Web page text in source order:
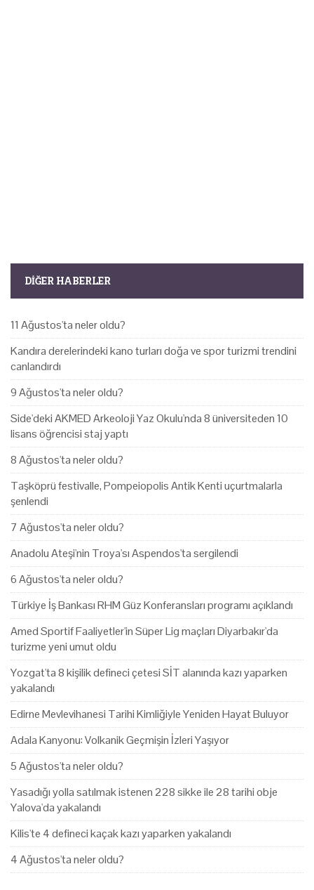
DIĞER HABERLER
11 Ağustos'ta neler oldu?
Kandıra derelerindeki kano turları doğa ve spor turizmi trendini
canlandırdı
9 Ağustos'ta neler oldu?
Side'deki AKMED Arkeoloji Yaz Okulu'nda 8 üniversiteden 10
lisans öğrencisi staj yaptı
8 Ağustos'ta neler oldu?
Taşköprü festivalle, Pompeiopolis Antik Kenti uçurtmalarla
şenlendi
7 Ağustos'ta neler oldu?
Anadolu Ateşi'nin Troya'sı Aspendos'ta sergilendi
6 Ağustos'ta neler oldu?
Türkiye İş Bankası RHM Güz Konferansları programı açıklandı
Amed Sportif Faaliyetler'in Süper Lig maçları Diyarbakır'da
turizme yeni umut oldu
Yozgat'ta 8 kişilik defineci çetesi SİT alanında kazı yaparken
yakalandı
Edirne Mevlevihanesi Tarihi Kimliğiyle Yeniden Hayat Buluyor
Adala Kanyonu: Volkanik Geçmişin İzleri Yaşıyor
5 Ağustos'ta neler oldu?
Yasadığı yolla satılmak istenen 228 sikke ile 28 tarihi obje
Yalova'da yakalandı
Kilis'te 4 defineci kaçak kazı yaparken yakalandı
4 Ağustos'ta neler oldu?